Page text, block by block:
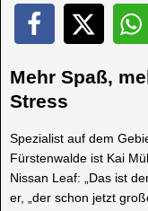
Mehr Spaß,
Stress
Spezialist auf dem
Fürstenwalde ist Kai
Nissan Leaf: „Das ist
er, „der schon jetzt